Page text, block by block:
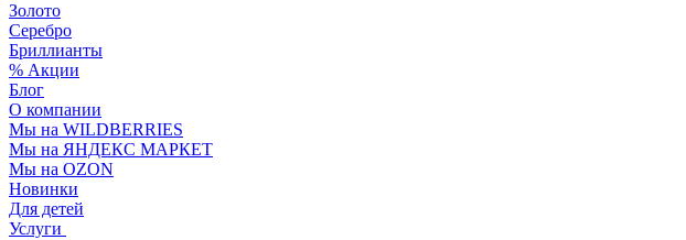
Золото
Серебро
Бриллианты
% Акции
Блог
О компании
Мы на WILDBERRIES
Мы на ЯНДЕКС МАРКЕТ
Мы на OZON
Новинки
Для детей
Услуги